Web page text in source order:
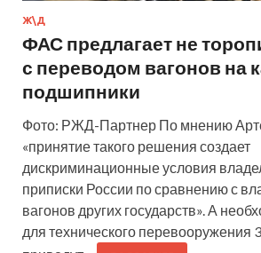
Ж\Д
ФАС предлагает не
с переводом вагонов на
подшипники
Фото: РЖД-Партнер По мнению
«принятие такого решения создает
дискриминационные условия
приписки России по сравнению с
вагонов других государств». А
для технического перевооружения